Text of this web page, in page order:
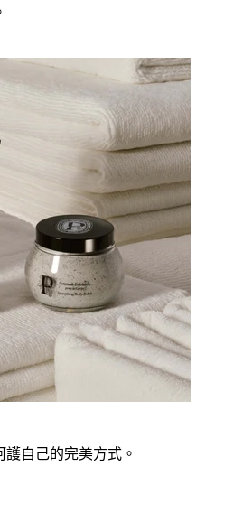
自己的完美方式。